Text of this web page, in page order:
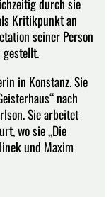
durch sie
Kritikpunkt an
seiner Person
gestellt.
in Konstanz. Sie
nach
Sie arbeitet
wo sie „Die
und Maxim